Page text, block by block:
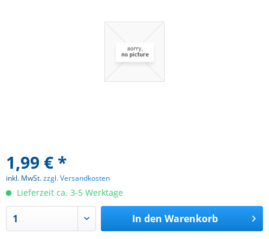
1,99 € *
inkl. MwSt.zzgl. Versandkosten
Lieferzeit ca. 3-5 Werktage
In den Warenkorb